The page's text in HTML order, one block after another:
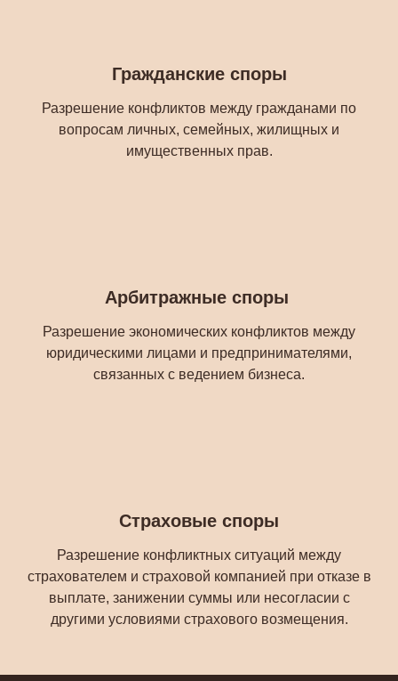
Гражданские споры
Разрешение конфликтов между гражданами по
вопросам личных, семейных, жилищных и
имущественных прав.
Арбитражные споры
Разрешение экономических конфликтов между
юридическими лицами и предпринимателями,
связанных с ведением бизнеса.
Страховые споры
Разрешение конфликтных ситуаций между
страхователем и страховой компанией при отказе в
выплате, занижении суммы или несогласии с
другими условиями страхового возмещения.